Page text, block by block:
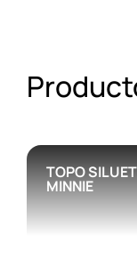
TOPO
MINNIE